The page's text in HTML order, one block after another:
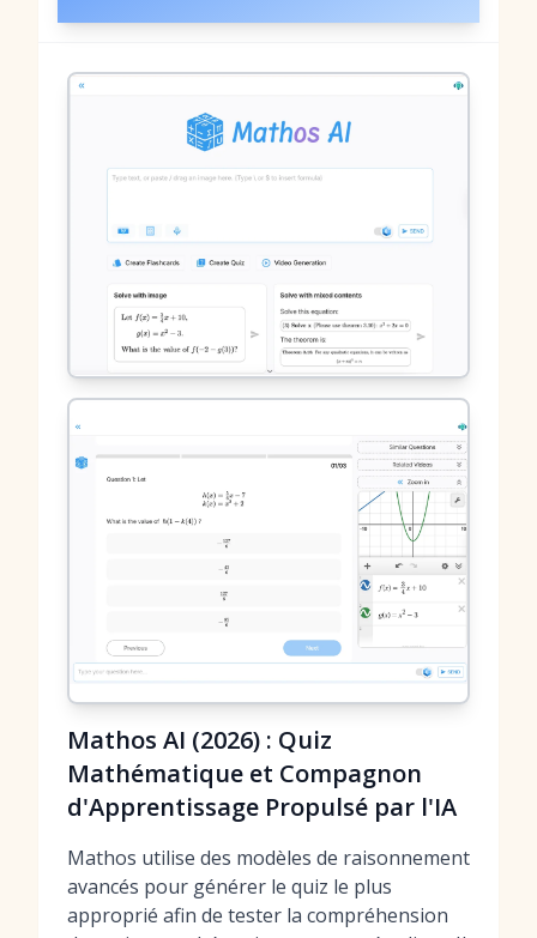
Mathos AI (2026) : Quiz
Mathématique et Compagnon
d'Apprentissage Propulsé par l'IA
Mathos utilise des modèles de raisonnement
avancés pour générer le quiz le plus
approprié afin de tester la compréhension